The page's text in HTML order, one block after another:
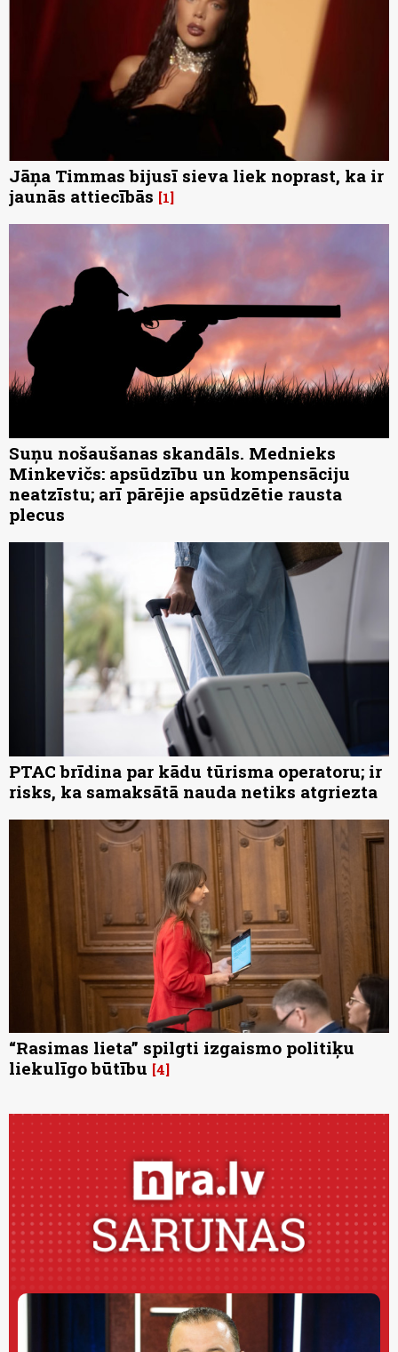
Jāņa Timmas bijusī sieva liek noprast, ka ir
jaunās attiecībās 1
Suņu nošaušanas skandāls. Mednieks
Minkevičs: apsūdzību un kompensāciju
neatzīstu; arī pārējie apsūdzētie rausta
plecus
PTAC brīdina par kādu tūrisma operatoru; ir
risks, ka samaksātā nauda netiks atgriezta
“Rasimas lieta” spilgti izgaismo politiķu
liekulīgo būtību 4